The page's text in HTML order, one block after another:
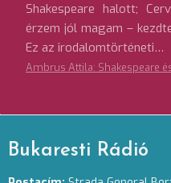
Shakespeare halott;
érzem jól magam –
Ez az irodalomtörténeti…
Ambrus Attila: Shakespeare
Bukaresti Rádió